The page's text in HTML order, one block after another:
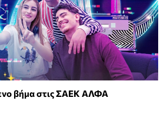
βήμα στις ΣΑΕΚ ΑΛΦΑ